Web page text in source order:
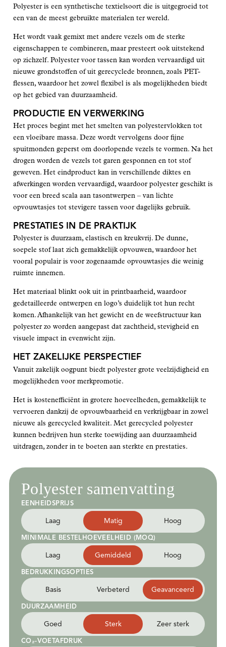
Polyester is een synthetische textielsoort die is uitgegroeid tot
een van de meest gebruikte materialen ter wereld.
Het wordt vaak gemixt met andere vezels om de sterke
eigenschappen te combineren, maar presteert ook uitstekend
op zichzelf. Polyester voor tassen kan worden vervaardigd uit
nieuwe grondstoffen of uit gerecyclede bronnen, zoals PET-
flessen, waardoor het zowel flexibel is als mogelijkheden biedt
op het gebied van duurzaamheid.
PRODUCTIE EN VERWERKING
Het proces begint met het smelten van polyestervlokken tot
een vloeibare massa. Deze wordt vervolgens door fijne
spuitmonden geperst om doorlopende vezels te vormen. Na het
drogen worden de vezels tot garen gesponnen en tot stof
geweven. Het eindproduct kan in verschillende diktes en
afwerkingen worden vervaardigd, waardoor polyester geschikt is
voor een breed scala aan tasontwerpen – van lichte
opvouwtasjes tot stevigere tassen voor dagelijks gebruik.
PRESTATIES IN DE PRAKTIJK
Polyester is duurzaam, elastisch en kreukvrij. De dunne,
soepele stof laat zich gemakkelijk opvouwen, waardoor het
vooral populair is voor zogenaamde opvouwtasjes die weinig
ruimte innemen.
Het materiaal blinkt ook uit in printbaarheid, waardoor
gedetailleerde ontwerpen en logo’s duidelijk tot hun recht
komen. Afhankelijk van het gewicht en de weefstructuur kan
polyester zo worden aangepast dat zachtheid, stevigheid en
visuele impact in evenwicht zijn.
HET ZAKELIJKE PERSPECTIEF
Vanuit zakelijk oogpunt biedt polyester grote veelzijdigheid en
mogelijkheden voor merkpromotie.
Het is kostenefficiënt in grotere hoeveelheden, gemakkelijk te
vervoeren dankzij de opvouwbaarheid en verkrijgbaar in zowel
nieuwe als gerecycled kwaliteit. Met gerecycled polyester
kunnen bedrijven hun sterke toewijding aan duurzaamheid
uitdragen, zonder in te boeten aan sterkte en prestaties.
Polyester samenvatting
EENHEIDSPRIJS
Laag Matig Hoog
MINIMALE BESTELHOEVEELHEID (MOQ)
Laag Gemiddeld Hoog
BEDRUKKINGSOPTIES
Basis Verbeterd Geavanceerd
DUURZAAMHEID
Goed Sterk Zeer sterk
CO₂-VOETAFDRUK